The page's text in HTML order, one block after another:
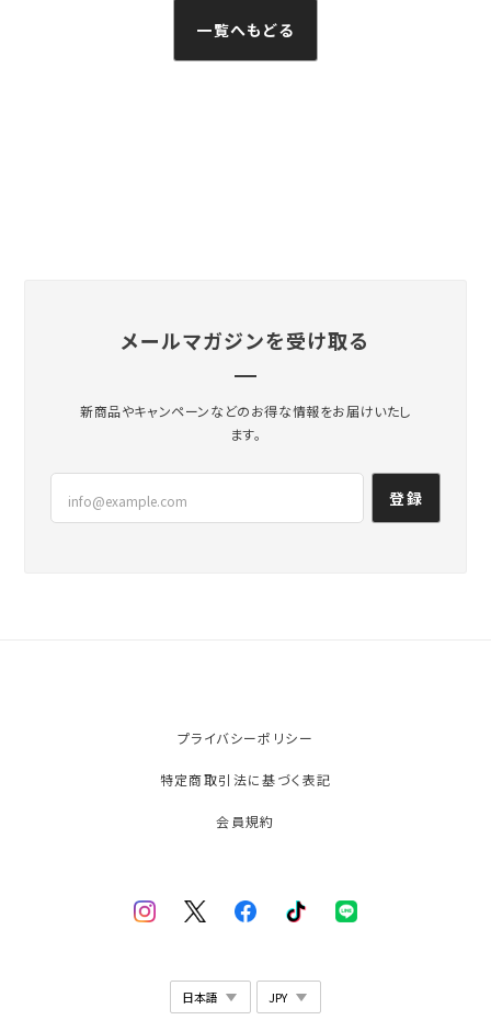
一覧へもどる
メールマガジンを受け取る
新商品やキャンペーンなどのお得な情報をお届けいたし
ます。
登録
プライバシーポリシー
特定商取引法に基づく表記
会員規約